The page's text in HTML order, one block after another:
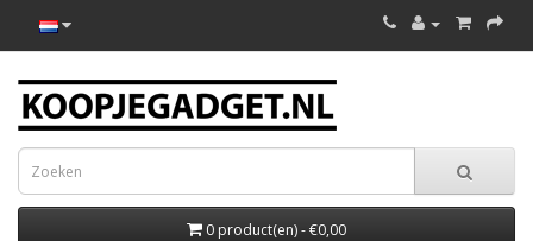
0 product(en) - €0,00